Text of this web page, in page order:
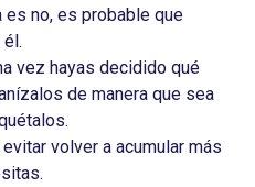
no, es probable que
vez hayas decidido qué
de manera que sea
volver a acumular más